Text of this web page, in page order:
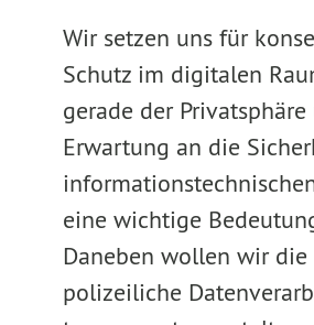
Wir setzen uns für
Schutz im digitalen
gerade der
Erwartung an die
eine wichtige
Daneben wollen wir die
polizeiliche